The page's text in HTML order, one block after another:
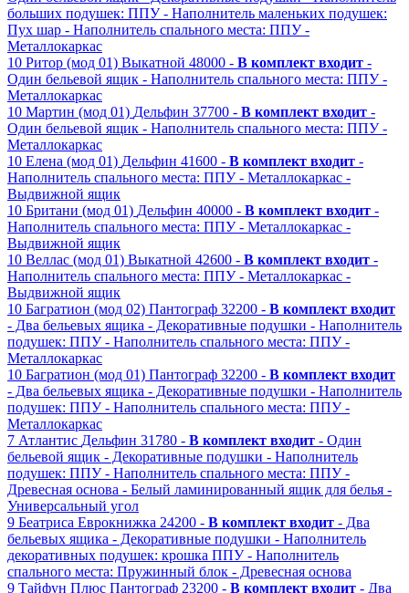
больших подушек: ППУ - Наполнитель маленьких подушек:
Пух шар - Наполнитель спального места: ППУ -
Металлокаркас
10 Ритор (мод 01) Выкатной 48000 - В комплект входит -
Один бельевой ящик - Наполнитель спального места: ППУ -
Металлокаркас
10 Мартин (мод 01) Дельфин 37700 - В комплект входит -
Один бельевой ящик - Наполнитель спального места: ППУ -
Металлокаркас
10 Елена (мод 01) Дельфин 41600 - В комплект входит -
Наполнитель спального места: ППУ - Металлокаркас -
Выдвижной ящик
10 Британи (мод 01) Дельфин 40000 - В комплект входит -
Наполнитель спального места: ППУ - Металлокаркас -
Выдвижной ящик
10 Веллас (мод 01) Выкатной 42600 - В комплект входит -
Наполнитель спального места: ППУ - Металлокаркас -
Выдвижной ящик
10 Багратион (мод 02) Пантограф 32200 - В комплект входит
- Два бельевых ящика - Декоративные подушки - Наполнитель
подушек: ППУ - Наполнитель спального места: ППУ -
Металлокаркас
10 Багратион (мод 01) Пантограф 32200 - В комплект входит
- Два бельевых ящика - Декоративные подушки - Наполнитель
подушек: ППУ - Наполнитель спального места: ППУ -
Металлокаркас
7 Атлантис Дельфин 31780 - В комплект входит - Один
бельевой ящик - Декоративные подушки - Наполнитель
подушек: ППУ - Наполнитель спального места: ППУ -
Древесная основа - Белый ламинированный ящик для белья -
Универсальный угол
9 Беатриса Еврокнижка 24200 - В комплект входит - Два
бельевых ящика - Декоративные подушки - Наполнитель
декоративных подушек: крошка ППУ - Наполнитель
спального места: Пружинный блок - Древесная основа
9 Тайфун Плюс Пантограф 23200 - В комплект входит - Два